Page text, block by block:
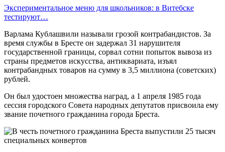
Экспериментальное меню для школьников: в Витебске
тестируют…
Варлама Кублашвили называли грозой контрабандистов. За
время службы в Бресте он задержал 31 нарушителя
государственной границы, сорвал сотни попыток вывоза из
страны предметов искусства, антиквариата, изъял
контрабандных товаров на сумму в 3,5 миллиона (советских)
рублей.
Он был удостоен множества наград, а 1 апреля 1985 года
сессия городского Совета народных депутатов присвоила ему
звание почетного гражданина города Бреста.